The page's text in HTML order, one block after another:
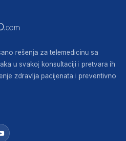
rešenja za telemedicinu sa
u svakoj konsultaciji i pretvara ih
zdravlja pacijenata i preventivno